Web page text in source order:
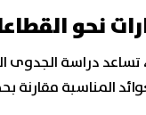
نحو
تساعد دراسة الجدوى
المناسبة مقارنة